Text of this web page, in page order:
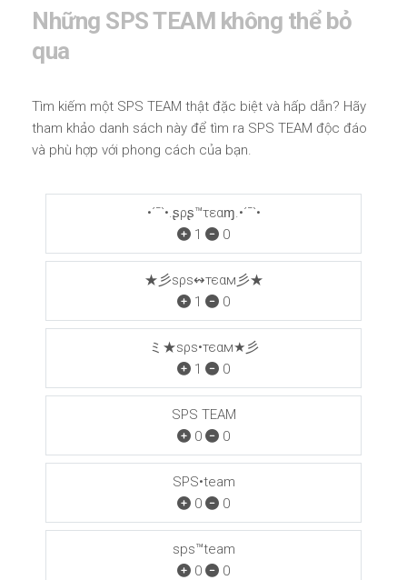
Những SPS TEAM không thể bỏ
qua
Tìm kiếm một SPS TEAM thật đặc biệt và hấp dẫn? Hãy
tham khảo danh sách này để tìm ra SPS TEAM độc đáo
và phù hợp với phong cách của bạn.
•´¯`•.ʂρʂ™τεαɱ.•´¯`•
1
0
★彡ѕρѕ↭тєαм彡★
1
0
ミ★ѕρѕ•тєαм★彡
1
0
SPS TEAM
0
0
SPS•team
0
0
sps™team
0
0